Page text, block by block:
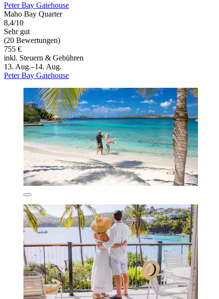
Peter Bay Gatehouse
Maho Bay Quarter
8,4/10
Sehr gut
(20 Bewertungen)
755 €
inkl. Steuern & Gebühren
13. Aug.–14. Aug.
Peter Bay Gatehouse